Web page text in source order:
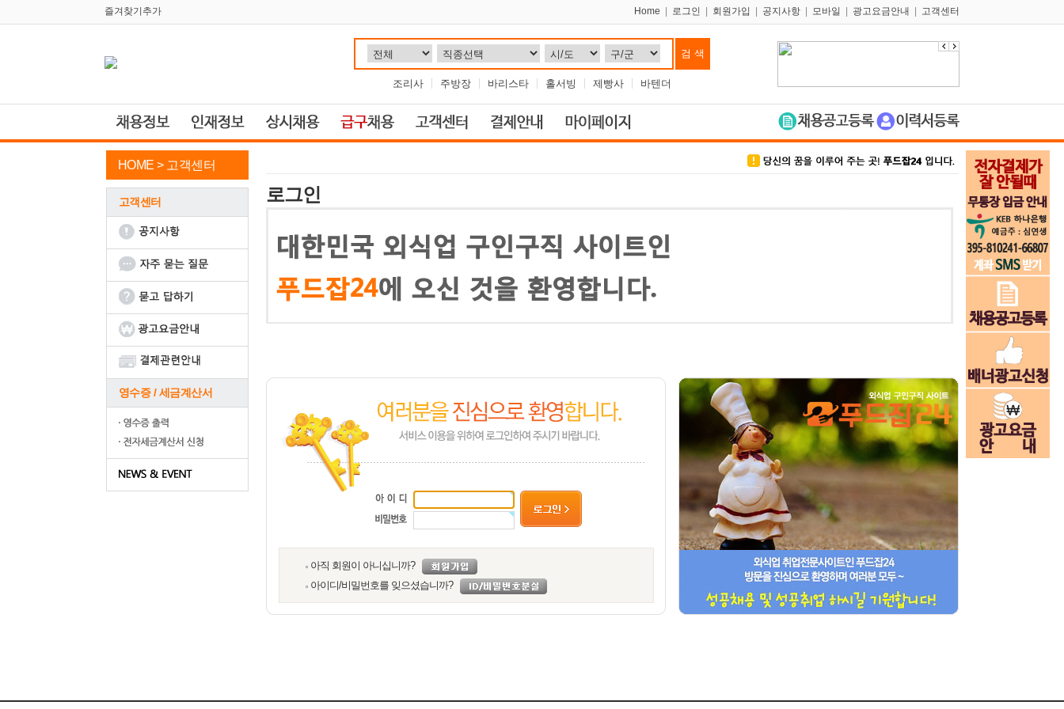
즐겨찾기추가 Home 로그인 회원가입 공지사항 모바일 광고요금안내 고객센터
조리사 주방장 바리스타 홀서빙 제빵사 바텐더
HOME > 고객센터
고객센터
영수증 / 세금계산서
로그인
아직 회원이 아니십니까?
아이디/비밀번호를 잊으셨습니까?